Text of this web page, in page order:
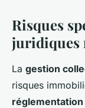
Risques
juridiques
La gestion
risques